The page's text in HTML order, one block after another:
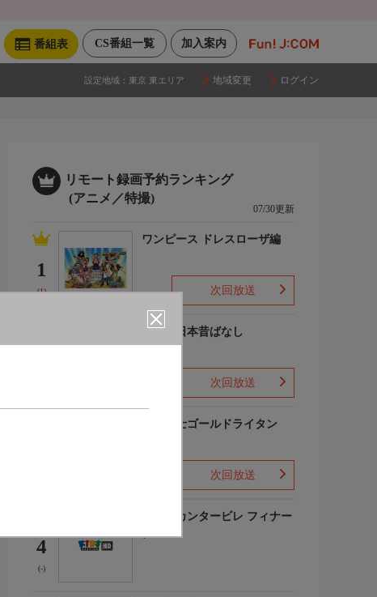
加入案内
CS番組一覧
番組表
設定地域： 東京 東エリア 地域変更 ログイン
リモート録画予約ランキング
(アニメ／特撮)
07/30更新
1
(1)
ワンピース ドレスローザ編
次回放送
まんが日本昔ばなし
次回放送
黄金戦士ゴールドライタン
次回放送
4
(-)
のだめカンタービレ フィナー
レ